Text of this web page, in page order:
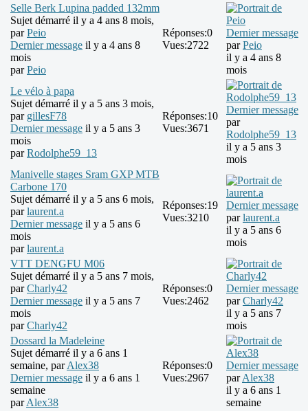
Selle Berk Lupina padded 132mm
Sujet démarré il y a 4 ans 8 mois,
parPeio
Dernier message il y a 4 ans 8
mois
parPeio
Réponses:0
Vues:2722
Dernier message
parPeio
il y a 4 ans 8
mois
Le vélo à papa
Sujet démarré il y a 5 ans 3 mois,
par gillesF78
Dernier message il y a 5 ans 3
mois
parRodolphe59_13
Réponses:10
Vues:3671
Dernier message
par
Rodolphe59_13
il y a 5 ans 3
mois
Manivelle stages Sram GXP MTB
Carbone 170
Sujet démarré il y a 5 ans 6 mois,
parlaurent.a
Dernier message il y a 5 ans 6
mois
parlaurent.a
Réponses:19
Vues:3210
Dernier message
parlaurent.a
il y a 5 ans 6
mois
VTT DENGFU M06
Sujet démarré il y a 5 ans 7 mois,
parCharly42
Dernier message il y a 5 ans 7
mois
parCharly42
Réponses:0
Vues:2462
Dernier message
parCharly42
il y a 5 ans 7
mois
Dossard la Madeleine
Sujet démarré il y a 6 ans 1
semaine, parAlex38
Dernier message il y a 6 ans 1
semaine
parAlex38
Réponses:0
Vues:2967
Dernier message
parAlex38
il y a 6 ans 1
semaine